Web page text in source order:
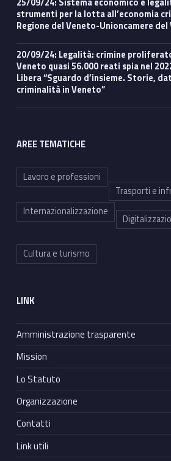
l
c
o
n
s
u
m
o
strumenti per la lotta all’economia
Regione del Veneto-Unioncamere del
20/09/24: Legalità: crimine proliferato in pandemia, in
Veneto quasi 56.000 reati spia nel
Libera “Sguardo d’insieme. Storie,
criminalità in Veneto”
AREE TEMATICHE
Lavoro e professioni
Trasporti e
Internazionalizzazione
Cultura e turismo
LINK
Amministrazione trasparente
Mission
Lo Statuto
Organizzazione
Contatti
Link utili